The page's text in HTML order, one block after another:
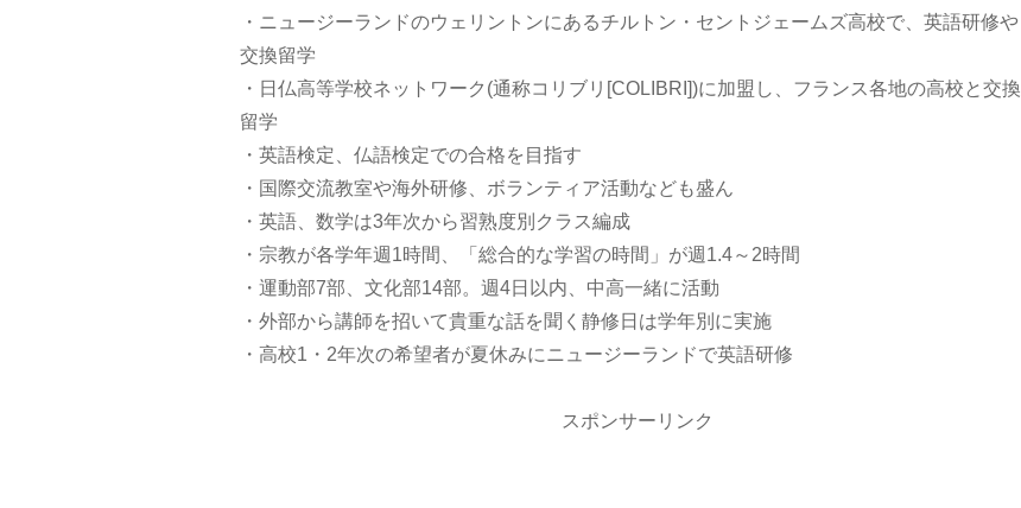
・ニュージーランドのウェリントンにあるチルトン・セントジェームズ高校で、英語研修や
交換留学
・日仏高等学校ネットワーク(通称コリブリ[COLIBRI])に加盟し、フランス各地の高校と交換
留学
・英語検定、仏語検定での合格を目指す
・国際交流教室や海外研修、ボランティア活動なども盛ん
・英語、数学は3年次から習熟度別クラス編成
・宗教が各学年週1時間、「総合的な学習の時間」が週1.4～2時間
・運動部7部、文化部14部。週4日以内、中高一緒に活動
・外部から講師を招いて貴重な話を聞く静修日は学年別に実施
・高校1・2年次の希望者が夏休みにニュージーランドで英語研修
スポンサーリンク